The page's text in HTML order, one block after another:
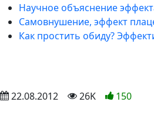
Научное объяснение
Самовнушение, эффект
Как простить обиду?
22.08.2012 26K 150